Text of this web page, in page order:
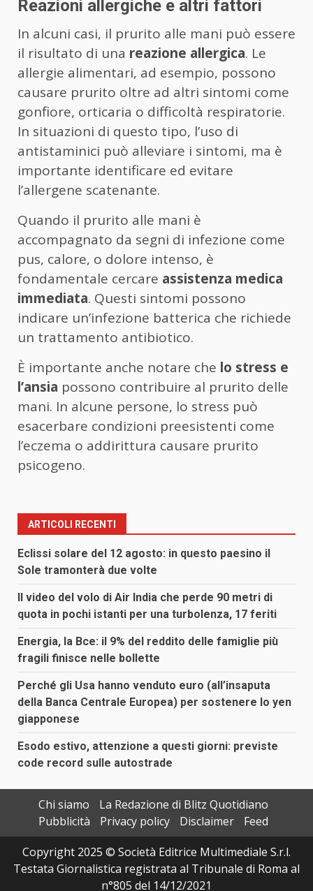
Reazioni allergiche e altri fattori
In alcuni casi, il prurito alle mani può essere
il risultato di una reazione allergica. Le
allergie alimentari, ad esempio, possono
causare prurito oltre ad altri sintomi come
gonfiore, orticaria o difficoltà respiratorie.
In situazioni di questo tipo, l’uso di
antistaminici può alleviare i sintomi, ma è
importante identificare ed evitare
l’allergene scatenante.
Quando il prurito alle mani è
accompagnato da segni di infezione come
pus, calore, o dolore intenso, è
fondamentale cercare assistenza medica
immediata. Questi sintomi possono
indicare un’infezione batterica che richiede
un trattamento antibiotico.
È importante anche notare che lo stress e
l’ansia possono contribuire al prurito delle
mani. In alcune persone, lo stress può
esacerbare condizioni preesistenti come
l’eczema o addirittura causare prurito
psicogeno.
ARTICOLI RECENTI
Eclissi solare del 12 agosto: in questo paesino il
Sole tramonterà due volte
Il video del volo di Air India che perde 90 metri di
quota in pochi istanti per una turbolenza, 17 feriti
Energia, la Bce: il 9% del reddito delle famiglie più
fragili finisce nelle bollette
Perché gli Usa hanno venduto euro (all’insaputa
della Banca Centrale Europea) per sostenere lo yen
giapponese
Esodo estivo, attenzione a questi giorni: previste
code record sulle autostrade
Chi siamo
La Redazione di Blitz Quotidiano
Pubblicità
Privacy policy Disclaimer
Feed
Copyright 2025 © Società Editrice Multimediale S.r.l.
Testata Giornalistica registrata al Tribunale di Roma al
n°805 del 14/12/2021